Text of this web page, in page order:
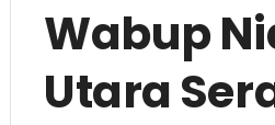
Wabup
Utara